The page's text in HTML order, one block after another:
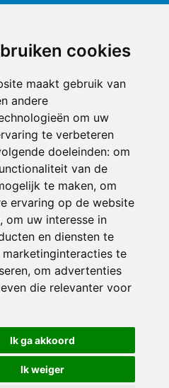
cookies
maakt gebruik van
andere
om uw
te verbeteren
doeleinden: om
van de
te maken, om
ervaring op de website
, om uw interesse in
en diensten te
marketinginteracties te
, om advertenties
die relevanter voor
Ik ga akkoord
Ik weiger